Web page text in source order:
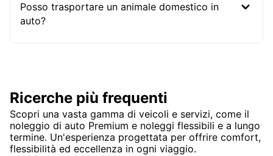
Posso trasportare un animale domestico in
auto?
Ricerche più frequenti
Scopri una vasta gamma di veicoli e servizi, come il
noleggio di auto Premium e noleggi flessibili e a lungo
termine. Un'esperienza progettata per offrire comfort,
flessibilità ed eccellenza in ogni viaggio.